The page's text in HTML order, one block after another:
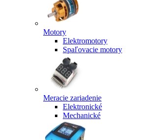
Motory
Elektromotory
Spaľovacie motory
Meracie zariadenie
Elektronické
Mechanické